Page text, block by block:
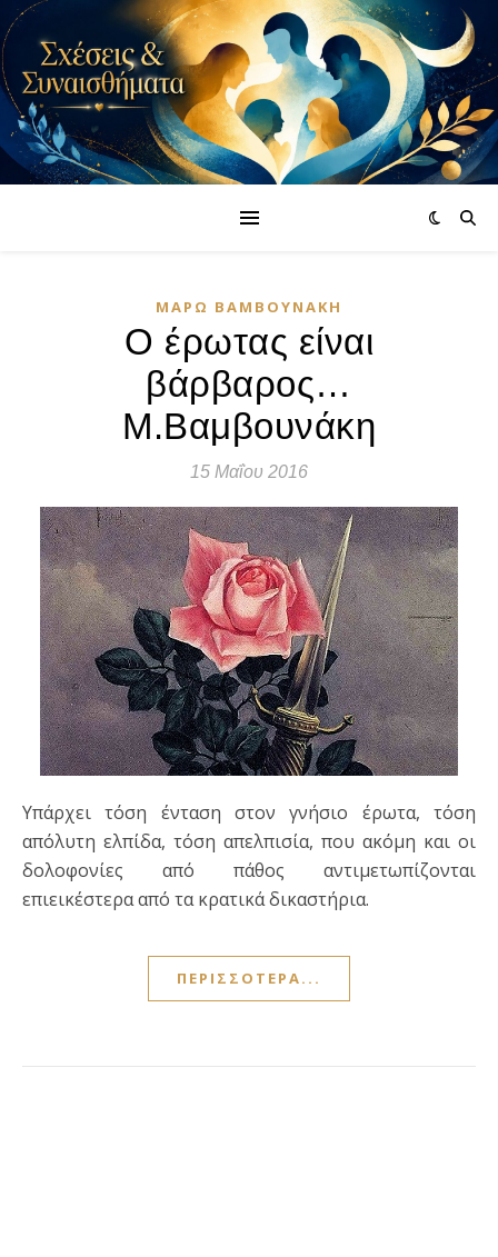
ΜΆΡΩ ΒΑΜΒΟΥΝΆΚΗ
Ο έρωτας είναι
βάρβαρος…
Μ.Βαμβουνάκη
15 Μαΐου 2016
Υπάρχει τόση ένταση στον γνήσιο έρωτα, τόση
απόλυτη ελπίδα, τόση απελπισία, που ακόμη και οι
δολοφονίες από πάθος αντιμετωπίζονται
επιεικέστερα από τα κρατικά δικαστήρια.
ΠΕΡΙΣΣΌΤΕΡΑ...